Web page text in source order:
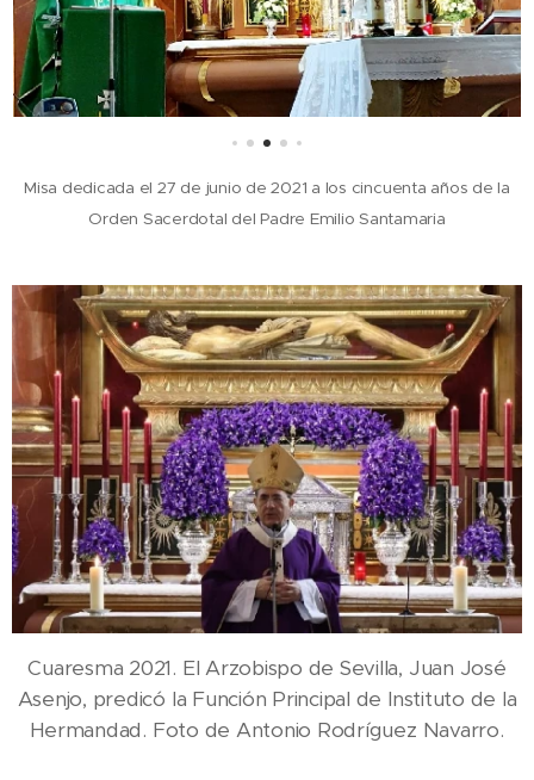
Misa dedicada el 27 de junio de 2021 a los cincuenta años de la
Orden Sacerdotal del Padre Emilio Santamaria
Cuaresma 2021. El Arzobispo de Sevilla, Juan José
Asenjo, predicó la Función Principal de Instituto de la
Hermandad. Foto de Antonio Rodríguez Navarro.